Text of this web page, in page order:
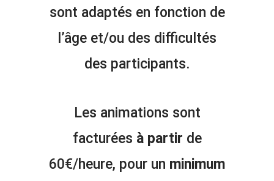
sont adaptés en fonction de
l’âge et/ou des difficultés
des participants.
Les animations sont
facturées à partir de
60€/heure, pour un minimum